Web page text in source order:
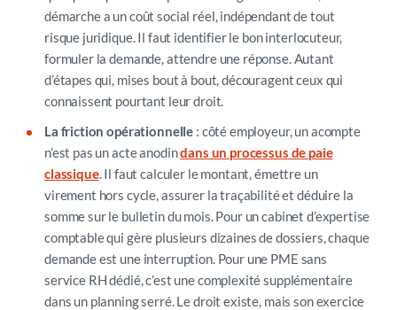
démarche a un coût social réel, indépendant de tout
risque juridique. Il faut identifier le bon interlocuteur,
formuler la demande, attendre une réponse. Autant
d’étapes qui, mises bout à bout, découragent ceux qui
connaissent pourtant leur droit.
La friction opérationnelle : côté employeur, un acompte
n’est pas un acte anodindans un processus de paie
classique. Il faut calculer le montant, émettre un
virement hors cycle, assurer la traçabilité et déduire la
somme sur le bulletin du mois. Pour un cabinet d’expertise
comptable qui gère plusieurs dizaines de dossiers, chaque
demande est une interruption. Pour une PME sans
service RH dédié, c’est une complexité supplémentaire
dans un planning serré. Le droit existe, mais son exercice